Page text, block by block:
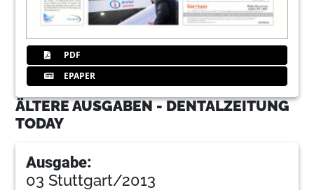
PDF
EPAPER
ÄLTERE AUSGABEN - DENTALZEITUNG
TODAY
Ausgabe:
03 Stuttgart/2013